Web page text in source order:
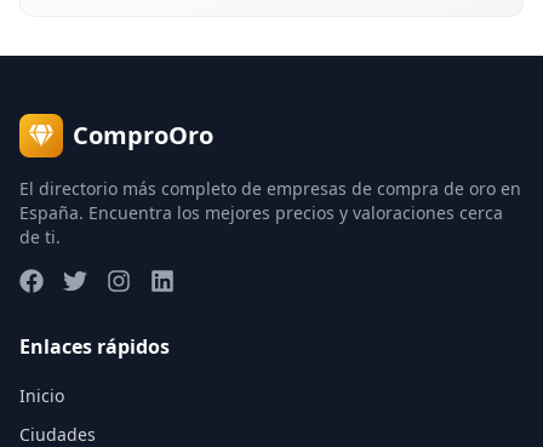
ComproOro
El directorio más completo de empresas de compra de oro en
España. Encuentra los mejores precios y valoraciones cerca
de ti.
Enlaces rápidos
Inicio
Ciudades